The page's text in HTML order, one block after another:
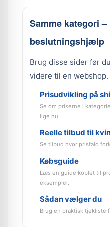
Samme kategori –
beslutningshjælp
Brug disse sider før
videre til en webshop.
Prisudvikling på
Se om priserne i
lige nu.
Reelle tilbud til
Se tilbud hvor prisfald
Købsguide
Læs en guide koblet til
eksempler.
Sådan vælger du
Brug en praktisk tjekliste